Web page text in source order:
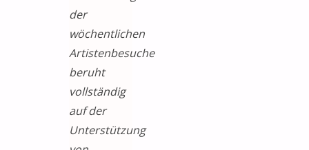
der
wöchentlichen
Artistenbesuche
beruht
vollständig
auf der
Unterstützung